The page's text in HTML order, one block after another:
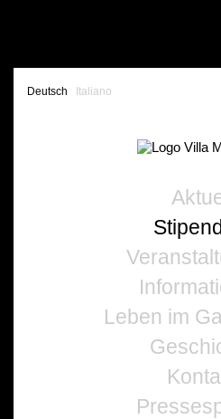
Deutsch Italiano
Leben im